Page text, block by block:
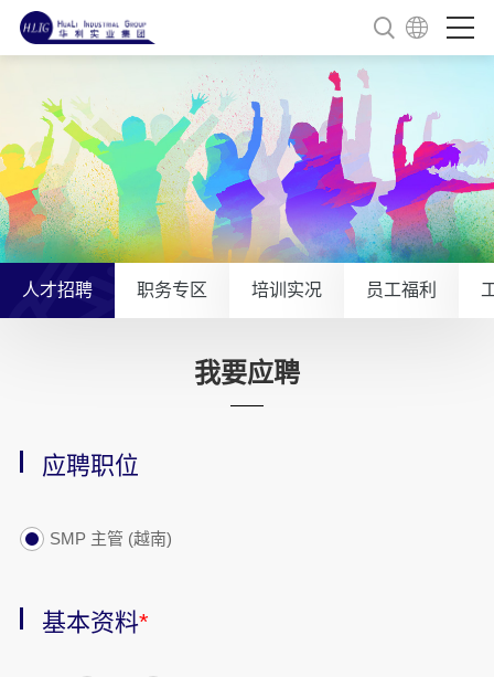
人才招聘 职务专区 培训实况 员工福利
我要应聘
应聘职位
SMP 主管 (越南)
基本资料*